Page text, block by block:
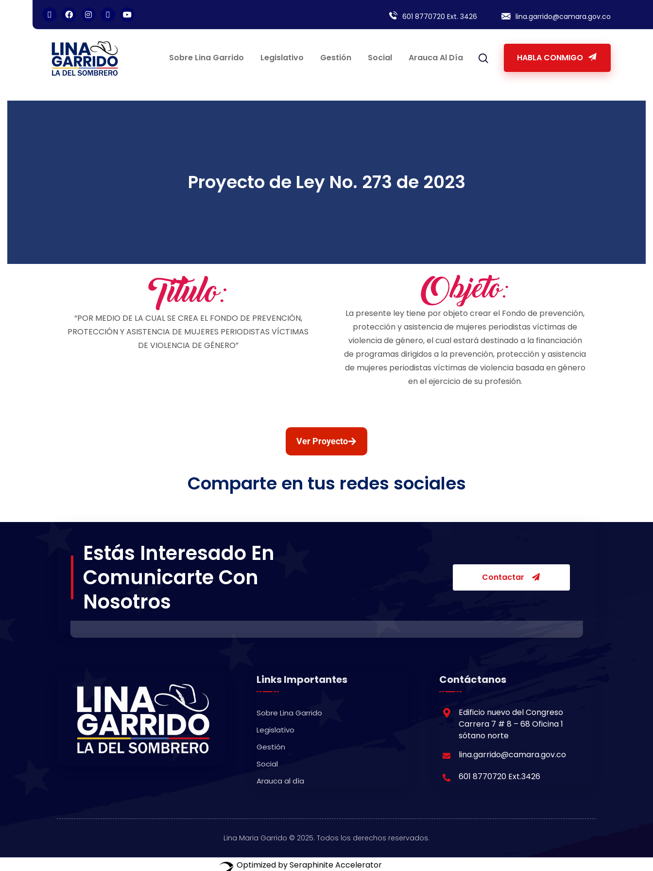
601 8770720 Ext. 3426 lina.garrido@camara.gov.co
Sobre Lina Garrido Legislativo Gestión Social Arauca Al Día HABLA CONMIGO
Proyecto de Ley No. 273 de 2023
“POR MEDIO DE LA CUAL SE CREA EL FONDO DE PREVENCIÓN,
PROTECCIÓN Y ASISTENCIA DE MUJERES PERIODISTAS VÍCTIMAS
DE VIOLENCIA DE GÉNERO”
La presente ley tiene por objeto crear el Fondo de prevención,
protección y asistencia de mujeres periodistas víctimas de
violencia de género, el cual estará destinado a la financiación
de programas dirigidos a la prevención, protección y asistencia
de mujeres periodistas víctimas de violencia basada en género
en el ejercicio de su profesión.
Ver Proyecto
Comparte en tus redes sociales
Estás Interesado En
Comunicarte Con
Nosotros
Contactar
Links Importantes
Sobre Lina Garrido
Legislativo
Gestión
Social
Arauca al día
Contáctanos
Edificio nuevo del Congreso
Carrera 7 # 8 – 68 Oficina 1
sótano norte
lina.garrido@camara.gov.co
601 8770720 Ext.3426
Lina Maria Garrido © 2025. Todos los derechos reservados.
Optimized by Seraphinite Accelerator